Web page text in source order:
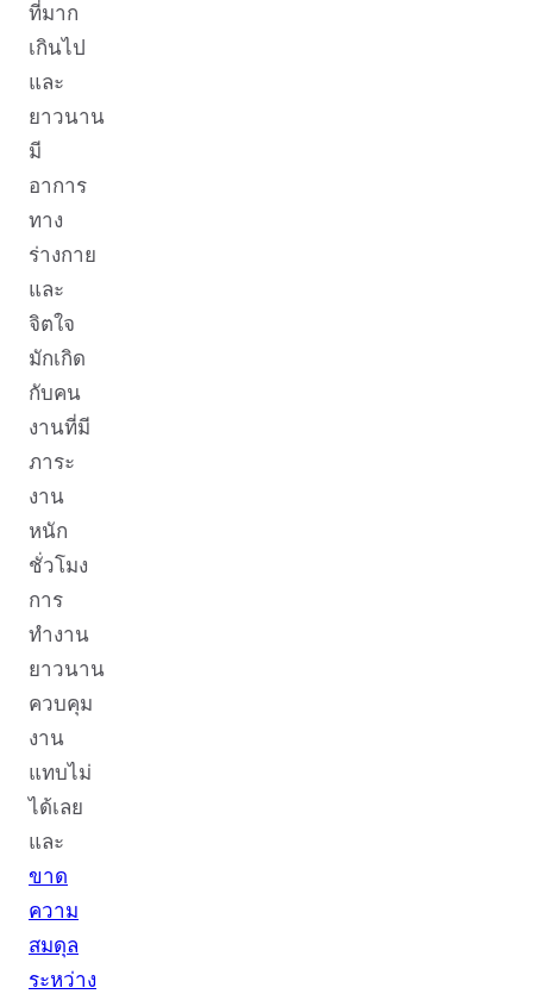
ที่มาก
เกินไป
และ
ยาวนาน
มี
อาการ
ทาง
ร่างกาย
และ
จิตใจ
มักเกิด
กับคน
งานที่มี
ภาระ
งาน
หนัก
ชั่วโมง
การ
ทำงาน
ยาวนาน
ควบคุม
งาน
แทบไม่
ได้เลย
และ
ขาด
ความ
สมดุล
ระหว่าง